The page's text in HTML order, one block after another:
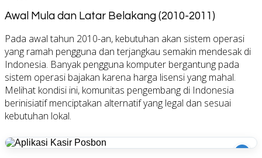
Awal Mula dan Latar Belakang (2010-2011)
Pada awal tahun 2010-an, kebutuhan akan sistem operasi
yang ramah pengguna dan terjangkau semakin mendesak di
Indonesia. Banyak pengguna komputer bergantung pada
sistem operasi bajakan karena harga lisensi yang mahal.
Melihat kondisi ini, komunitas pengembang di Indonesia
berinisiatif menciptakan alternatif yang legal dan sesuai
kebutuhan lokal.
i